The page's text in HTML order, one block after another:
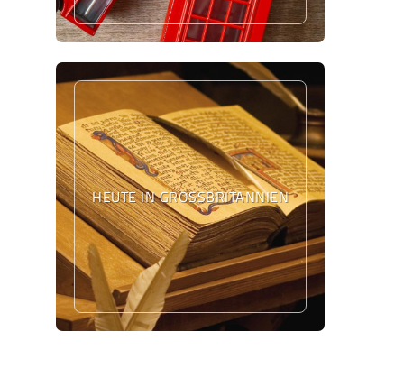
HEUTE IN GROSSBRITANNIEN